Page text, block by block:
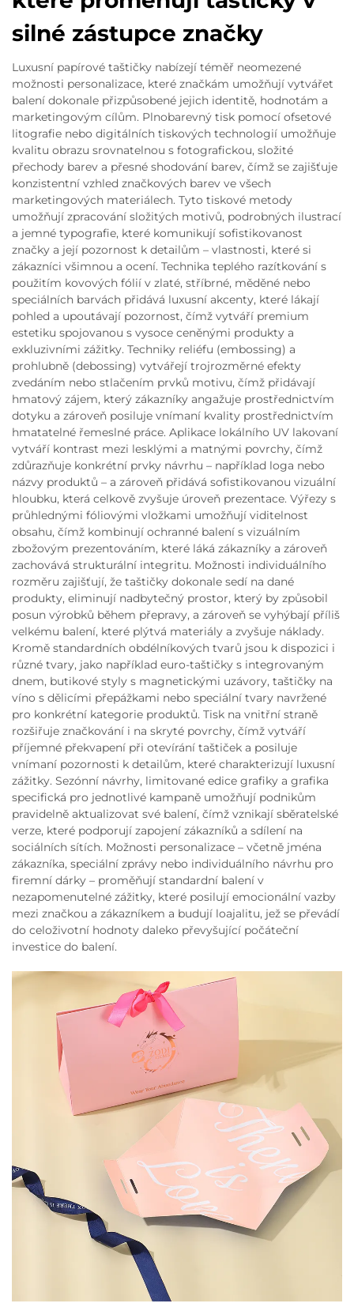
silné zástupce značky
Luxusní papírové taštičky nabízejí téměř neomezené
možnosti personalizace, které značkám umožňují vytvářet
balení dokonale přizpůsobené jejich identitě, hodnotám a
marketingovým cílům. Plnobarevný tisk pomocí ofsetové
litografie nebo digitálních tiskových technologií umožňuje
kvalitu obrazu srovnatelnou s fotografickou, složité
přechody barev a přesné shodování barev, čímž se zajišťuje
konzistentní vzhled značkových barev ve všech
marketingových materiálech. Tyto tiskové metody
umožňují zpracování složitých motivů, podrobných ilustrací
a jemné typografie, které komunikují sofistikovanost
značky a její pozornost k detailům – vlastnosti, které si
zákazníci všimnou a ocení. Technika teplého razítkování s
použitím kovových fólií v zlaté, stříbrné, měděné nebo
speciálních barvách přidává luxusní akcenty, které lákají
pohled a upoutávají pozornost, čímž vytváří premium
estetiku spojovanou s vysoce ceněnými produkty a
exkluzivními zážitky. Techniky reliéfu (embossing) a
prohlubně (debossing) vytvářejí trojrozměrné efekty
zvedáním nebo stlačením prvků motivu, čímž přidávají
hmatový zájem, který zákazníky angažuje prostřednictvím
dotyku a zároveň posiluje vnímaní kvality prostřednictvím
hmatatelné řemeslné práce. Aplikace lokálního UV lakovaní
vytváří kontrast mezi lesklými a matnými povrchy, čímž
zdůrazňuje konkrétní prvky návrhu – například loga nebo
názvy produktů – a zároveň přidává sofistikovanou vizuální
hloubku, která celkově zvyšuje úroveň prezentace. Výřezy s
průhlednými fóliovými vložkami umožňují viditelnost
obsahu, čímž kombinují ochranné balení s vizuálním
zbožovým prezentováním, které láká zákazníky a zároveň
zachovává strukturální integritu. Možnosti individuálního
rozměru zajišťují, že taštičky dokonale sedí na dané
produkty, eliminují nadbytečný prostor, který by způsobil
posun výrobků během přepravy, a zároveň se vyhýbají příliš
velkému balení, které plýtvá materiály a zvyšuje náklady.
Kromě standardních obdélníkových tvarů jsou k dispozici i
různé tvary, jako například euro-taštičky s integrovaným
dnem, butikové styly s magnetickými uzávory, taštičky na
víno s dělicími přepážkami nebo speciální tvary navržené
pro konkrétní kategorie produktů. Tisk na vnitřní straně
rozšiřuje značkování i na skryté povrchy, čímž vytváří
příjemné překvapení při otevírání taštiček a posiluje
vnímaní pozornosti k detailům, které charakterizují luxusní
zážitky. Sezónní návrhy, limitované edice grafiky a grafika
specifická pro jednotlivé kampaně umožňují podnikům
pravidelně aktualizovat své balení, čímž vznikají sběratelské
verze, které podporují zapojení zákazníků a sdílení na
sociálních sítích. Možnosti personalizace – včetně jména
zákazníka, speciální zprávy nebo individuálního návrhu pro
firemní dárky – proměňují standardní balení v
nezapomenutelné zážitky, které posilují emocionální vazby
mezi značkou a zákazníkem a budují loajalitu, jež se převádí
do celoživotní hodnoty daleko převyšující počáteční
investice do balení.